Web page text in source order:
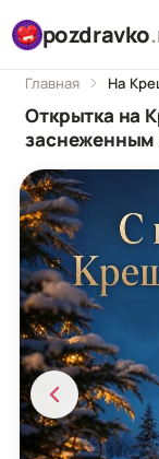
pozdravko
Главная На
Открытка на